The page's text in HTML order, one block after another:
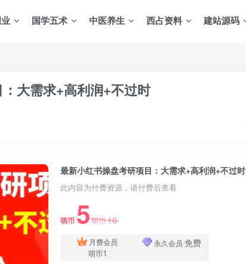
国学五术 中医养生 西占资料 建站源码
大需求+高利润+不过时
最新小红书操盘考研项目：大需求+高利润+不过时
此内容为付费资源，请付费后查看
萌币 5萌币10
月费会员
萌币1
永久会员 免费